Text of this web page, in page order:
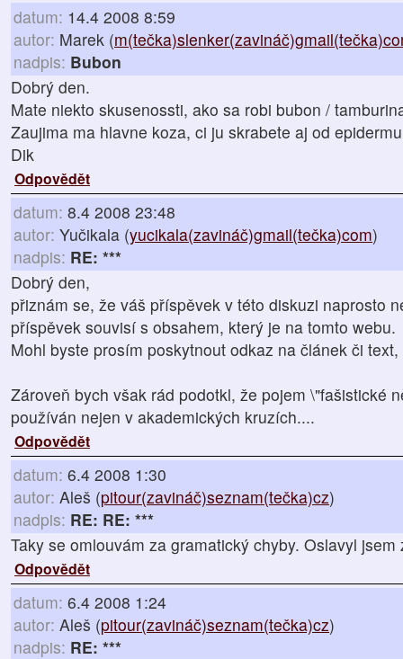
datum: 14.4 2008 8:59
autor: Marek (
nadpis: Bubon
Dobrý den.
Mate niekto skusenossti, ako sa robi bubon /
Zaujima ma hlavne koza, ci ju skrabete aj od
Dik
Odpovědět
datum: 8.4 2008 23:48
autor: Yučikala (yucikala(zavináč)gmail(tečka)com)
nadpis: RE: ***
Dobrý den,
přiznám se, že váš příspěvek v této diskuzi naprosto
příspěvek souvisí s obsahem, který je na tomto webu.
Mohl byste prosím poskytnout odkaz na článek či
Zároveň bych však rád podotkl, že pojem \"fašistické
používán nejen v akademických kruzích....
Odpovědět
datum: 6.4 2008 1:30
autor: Aleš (pitour(zavináč)seznam(tečka)cz)
nadpis: RE: RE: ***
Taky se omlouvám za gramatický chyby. Oslavyl
Odpovědět
datum: 6.4 2008 1:24
autor: Aleš (pitour(zavináč)seznam(tečka)cz)
nadpis: RE: ***